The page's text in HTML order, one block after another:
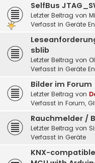
SelfBus
Letzter Beitrag von
Verfasst in Geräte
sblib
Letzter Beitrag von
Verfasst in Geräte
Bilder im Forum
Letzter Beitrag von
Verfasst in Forum,
Rauchmelder /
Letzter Beitrag von
Verfasst in Geräte
KNX-